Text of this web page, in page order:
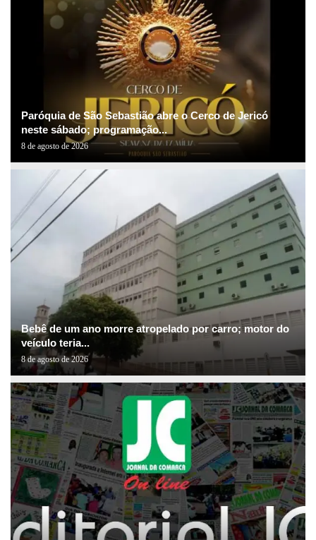
Paróquia de São Sebastião abre o Cerco de Jericó
neste sábado; programação...
8 de agosto de 2026
Bebê de um ano morre atropelado por carro; motor do
veículo teria...
8 de agosto de 2026